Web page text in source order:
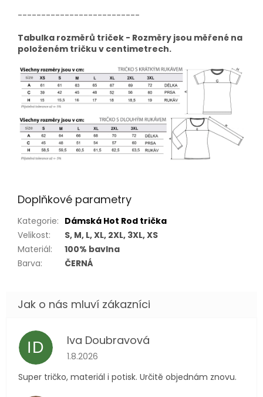
--------------------------
Tabulka rozměrů triček - Rozměry jsou měřené na
položeném tričku v centimetrech.
Doplňkové parametry
Kategorie: Dámská Hot Rod trička
Velikost:
S, M, L, XL, 2XL, 3XL, XS
Materiál:
100% bavlna
Barva: ČERNÁ
ID Iva Doubravová
Hodnocení obchodu je 5 z 5 hvězdiček.
1.8.2026
Super tričko, materiál i potisk. Určitě objednám znovu.